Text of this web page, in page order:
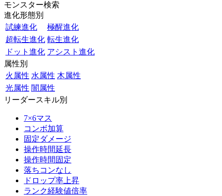
モンスター検索
進化形態別
試練進化
極醒進化
超転生進化 転生進化
ドット進化 アシスト進化
属性別
火属性 水属性 木属性
光属性 闇属性
リーダースキル別
7×6マス
コンボ加算
固定ダメージ
操作時間延長
操作時間固定
落ちコンなし
ドロップ率上昇
ランク経験値倍率